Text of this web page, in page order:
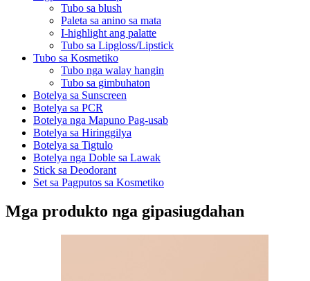
Tubo sa blush
Paleta sa anino sa mata
I-highlight ang palatte
Tubo sa Lipgloss/Lipstick
Tubo sa Kosmetiko
Tubo nga walay hangin
Tubo sa gimbuhaton
Botelya sa Sunscreen
Botelya sa PCR
Botelya nga Mapuno Pag-usab
Botelya sa Hiringgilya
Botelya sa Tigtulo
Botelya nga Doble sa Lawak
Stick sa Deodorant
Set sa Pagputos sa Kosmetiko
Mga produkto nga gipasiugdahan